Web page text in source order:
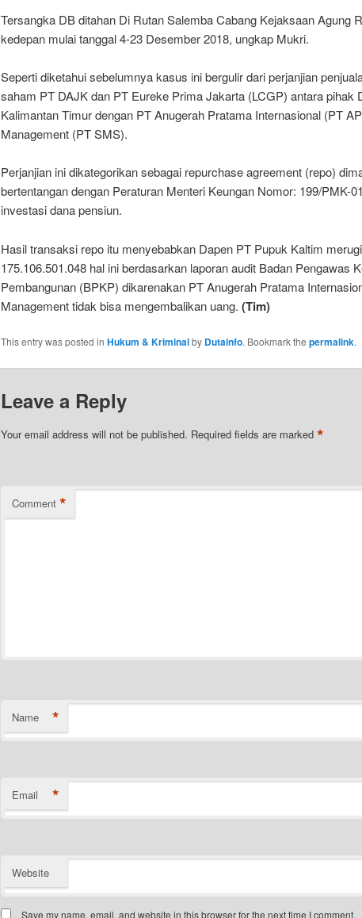
Tersangka DB ditahan Di Rutan Salemba Cabang Kejaksaan Agung
kedepan mulai tanggal 4-23 Desember 2018, ungkap Mukri.
Seperti diketahui sebelumnya kasus ini bergulir dari perjanjian
saham PT DAJK dan PT Eureke Prima Jakarta (LCGP) antara pihak
Kalimantan Timur dengan PT Anugerah Pratama Internasional (PT
Management (PT SMS).
Perjanjian ini dikategorikan sebagai repurchase agreement (repo)
bertentangan dengan Peraturan Menteri Keungan Nomor: 199/PMK-
investasi dana pensiun.
Hasil transaksi repo itu menyebabkan Dapen PT Pupuk Kaltim
175.106.501.048 hal ini berdasarkan laporan audit Badan Pengawas
Pembangunan (BPKP) dikarenakan PT Anugerah Pratama
Management tidak bisa mengembalikan uang. (Tim)
This entry was posted in Hukum & Kriminalby Dutainfo. Bookmark the permalink.
Leave a Reply
Your email address will not be published. Required fields are marked *
Comment *
Name *
Email *
Website
Save my name, email, and website in this browser for the next time I comment.